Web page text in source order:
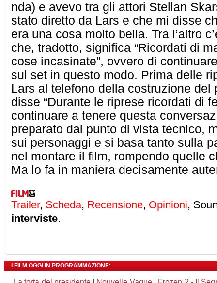
nda) e avevo tra gli attori Stellan
stato diretto da Lars e che mi disse
era una cosa molto bella. Tra l’altro
che, tradotto, significa “Ricordati di
cose incasinate”, ovvero di
sul set in questo modo. Prima delle
Lars al telefono della costruzione del
disse “Durante le riprese ricordati di
continuare a tenere questa
preparato dal punto di vista tecnico,
sui personaggi e si basa tanto sulla
nel montare il film, rompendo quelle
Ma lo fa in maniera decisamente
Trailer, Scheda, Recensione, Opinioni,
interviste.
I FILM OGGI IN PROGRAMMAZIONE: